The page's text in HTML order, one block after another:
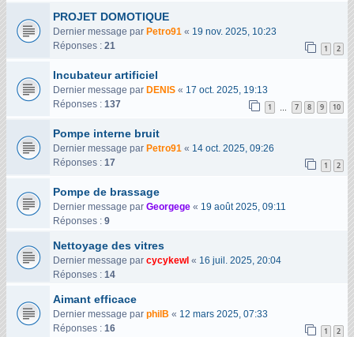
PROJET DOMOTIQUE
Dernier message par Petro91 « 19 nov. 2025, 10:23
Réponses : 21 1 2
Incubateur artificiel
Dernier message par DENIS « 17 oct. 2025, 19:13
Réponses : 137 1 7 8 9 10
Pompe interne bruit
Dernier message par Petro91 « 14 oct. 2025, 09:26
Réponses : 17 1 2
Pompe de brassage
Dernier message par Georgege « 19 août 2025, 09:11
Réponses : 9
Nettoyage des vitres
Dernier message par cycykewl « 16 juil. 2025, 20:04
Réponses : 14
Aimant efficace
Dernier message par philB « 12 mars 2025, 07:33
Réponses : 16 1 2